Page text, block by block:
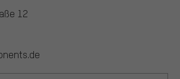
12